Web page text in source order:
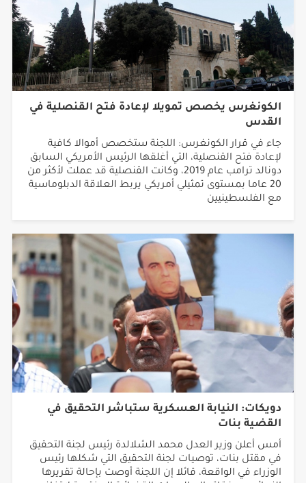
الكونغرس يخصص تمويلا لإعادة فتح القنصلية في
القدس
جاء في قرار الكونغرس: اللجنة ستخصص أموالا كافية
لإعادة فتح القنصلية، التي أغلقها الرئيس الأمريكي السابق
دونالد ترامب عام 2019، وكانت القنصلية قد عملت لأكثر من
20 عاما بمستوى تمثيلي أمريكي يربط العلاقة الدبلوماسية
مع الفلسطينيين
دويكات: النيابة العسكرية ستباشر التحقيق في
القضية بنات
أمس أعلن وزير العدل محمد الشلالدة رئيس لجنة التحقيق
في مقتل بنات، توصيات لجنة التحقيق التي شكلها رئيس
الوزراء في الواقعة، قائلا إن اللجنة أوصت بإحالة تقريرها
النهائي ومرفقاته إلى الجهات القضائية المختصة لاتخاذ